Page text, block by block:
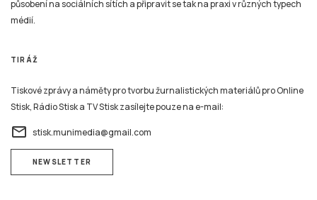
Stisk, Rádio Stisk a TV Stisk zasílejte pouze na e-mail:
email
NEWSLETTER
Všechny žurnalistické materiály jsou zveřejněny podle stejných pravidel jako na kterémkoliv
zpravodajství. Mazání už zveřejněných žurnalistických příspěvků (ani jejich částí) v jakékoli
formě není možné nyní ani v budoucnu.
ADRESA